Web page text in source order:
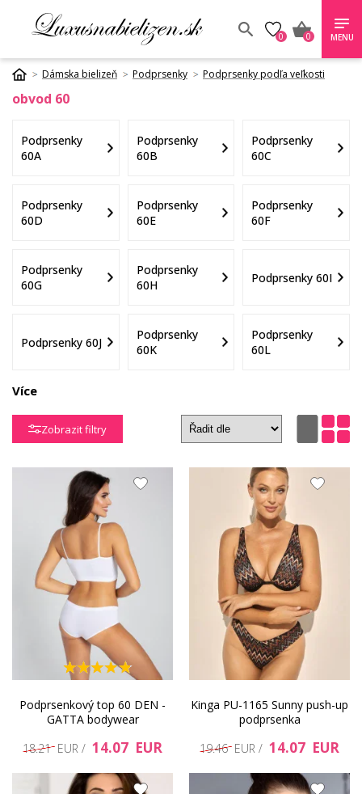
0 0 MENU
Dámska bielizeň Podprsenky Podprsenky podľa veľkosti
obvod 60
Podprsenky
60A
Podprsenky
60B
Podprsenky
60C
Podprsenky
60D
Podprsenky
60E
Podprsenky
60F
Podprsenky
60G
Podprsenky
60H
Podprsenky 60I
Podprsenky 60J
Podprsenky
60K
Podprsenky
60L
Podprsenky
60M
60O
Podprsenky
Podprsenky
60R
Více
Zobrazit filtry
Podprsenkový top 60 DEN -
GATTA bodywear
18.21 EUR / 14.07 EUR
Kinga PU-1165 Sunny push-up
podprsenka
19.46 EUR / 14.07 EUR